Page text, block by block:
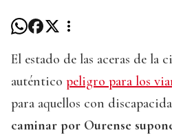
El estado de las aceras de la
auténtico peligro para los
para aquellos con
caminar por Ourense